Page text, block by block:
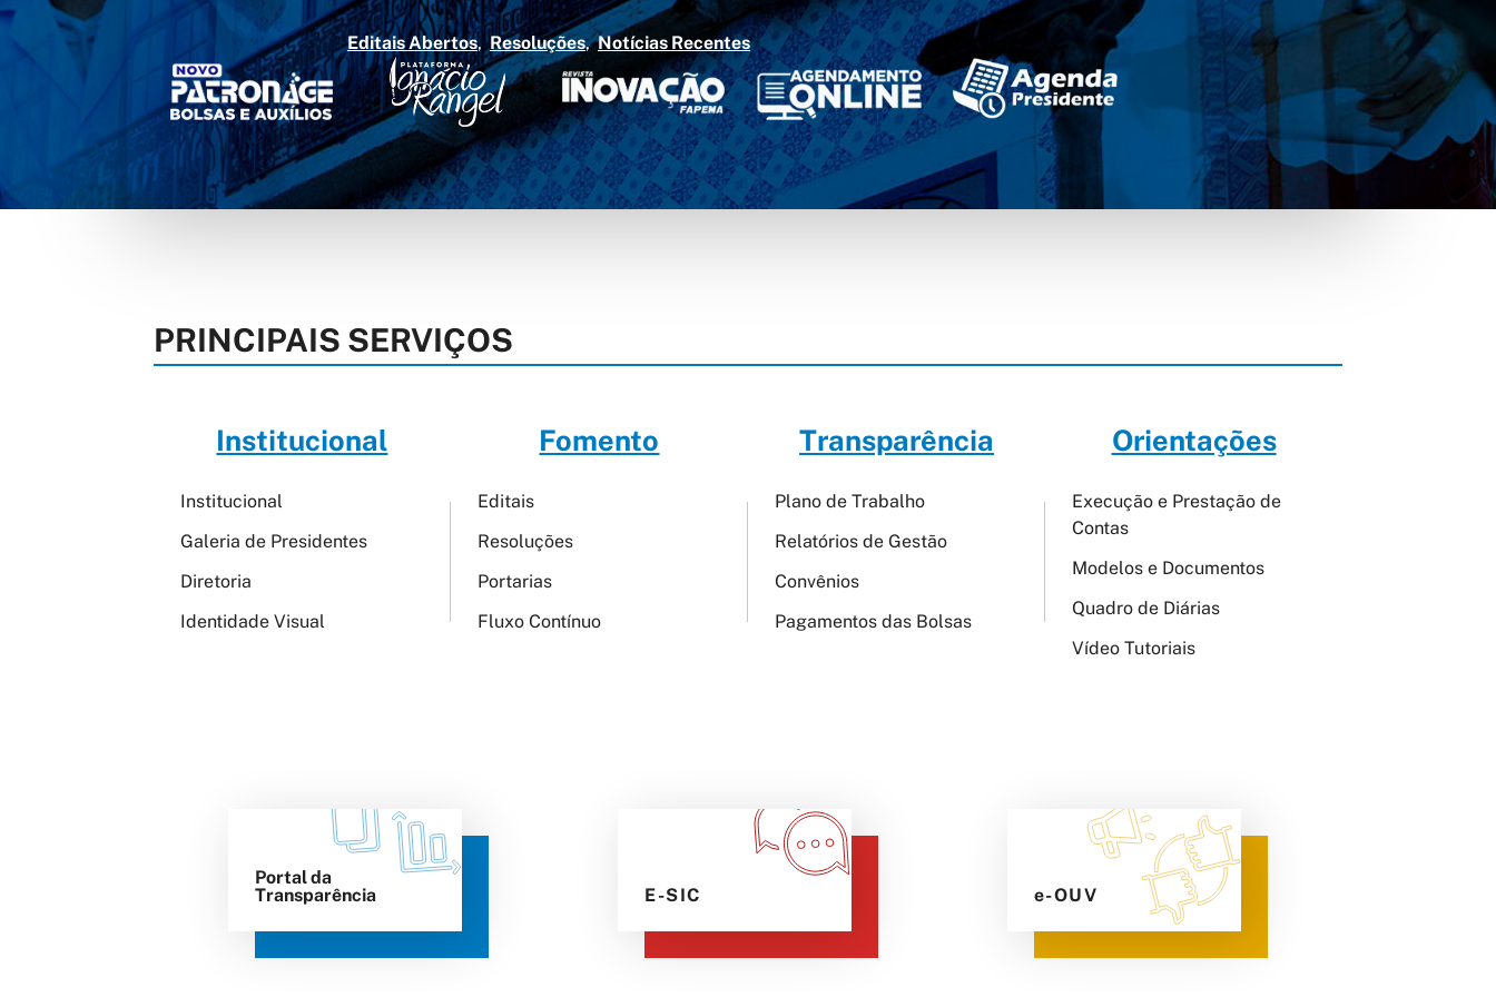
Editais Abertos Resoluções Notícias Recentes
PRINCIPAIS SERVIÇOS
Institucional
Institucional
Galeria de Presidentes
Diretoria
Identidade Visual
Fomento
Editais
Resoluções
Portarias
Fluxo Contínuo
Transparência
Plano de Trabalho
Relatórios de Gestão
Convênios
Pagamentos das Bolsas
Orientações
Execução e Prestação de
Contas
Modelos e Documentos
Quadro de Diárias
Vídeo Tutoriais
Portal da
Transparência
E-SIC e-OUV